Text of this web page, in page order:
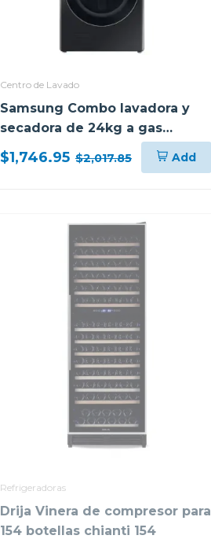
Centro de Lavado
Samsung Combo lavadora y
secadora de 24kg a gas
compatible con multicontrol
wf24a8900/dv24a8870
$1,746.95 $2,017.85 Add
Refrigeradoras
Drija Vinera de compresor para
154 botellas chianti 154